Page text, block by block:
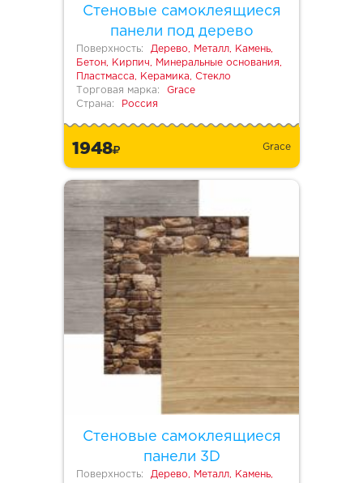
Стеновые самоклеящиеся
панели под дерево
Поверхность:
Дерево, Металл, Камень,
Бетон, Кирпич, Минеральные основания,
Пластмасса, Керамика, Стекло
Торговая марка:
Grace
Страна:
Россия
1948 Grace
Стеновые самоклеящиеся
панели 3D
Поверхность:
Дерево, Металл, Камень,